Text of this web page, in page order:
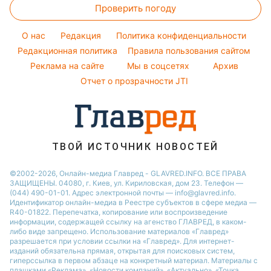
Новости Одессы
Погода на завтра
Пылевая буря
Окрашивание волос
Красивый маникюр
Модные ошибки
Новости моды
Советы от Андре Тана
Проверить погоду
O нас Редакция
Политика конфиденциальности
Редакционная политика
Правила пользования сайтом
Реклама на сайте
Мы в соцсетях
Архив
Отчет о прозрачности JTI
ТВОЙ ИСТОЧНИК НОВОСТЕЙ
©2002-2026, Онлайн-медиа Главред - GLAVRED.INFO. ВСЕ ПРАВА
ЗАЩИЩЕНЫ. 04080, г. Киев, ул. Кириловская, дом 23. Телефон —
(044) 490-01-01. Адрес электронной почты — info@glavred.info.
Идентификатор онлайн-медиа в Реестре cубъектов в сфере медиа —
R40-01822. Перепечатка, копирование или воспроизведение
информации, содержащей ссылку на агенство ГЛАВРЕД, в каком-
либо виде запрещено. Использование материалов «Главред»
разрешается при условии ссылки на «Главред». Для интернет-
изданий обязательна прямая, открытая для поисковых систем,
гиперссылка в первом абзаце на конкретный материал. Материалы с